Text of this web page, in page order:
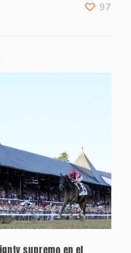
97